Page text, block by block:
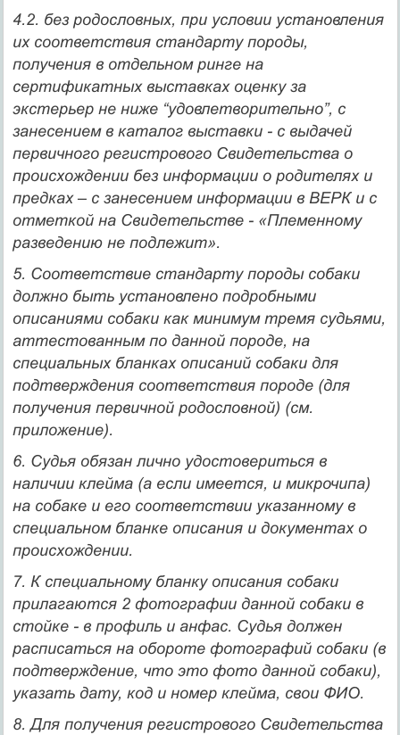
4.2. без родословных, при условии установления
их соответствия стандарту породы,
получения в отдельном ринге на
сертификатных выставках оценку за
экстерьер не ниже “удовлетворительно”, с
занесением в каталог выставки - с выдачей
первичного регистрового Свидетельства о
происхождении без информации о родителях и
предках – с занесением информации в ВЕРК и с
отметкой на Свидетельстве - «Племенному
разведению не подлежит».
5. Соответствие стандарту породы собаки
должно быть установлено подробными
описаниями собаки как минимум тремя судьями,
аттестованным по данной породе, на
специальных бланках описаний собаки для
подтверждения соответствия породе (для
получения первичной родословной) (см.
приложение).
6. Судья обязан лично удостовериться в
наличии клейма (а если имеется, и микрочипа)
на собаке и его соответствии указанному в
специальном бланке описания и документах о
происхождении.
7. К специальному бланку описания собаки
прилагаются 2 фотографии данной собаки в
стойке - в профиль и анфас. Судья должен
расписаться на обороте фотографий собаки (в
подтверждение, что это фото данной собаки),
указать дату, код и номер клейма, свои ФИО.
8. Для получения регистрового Свидетельства